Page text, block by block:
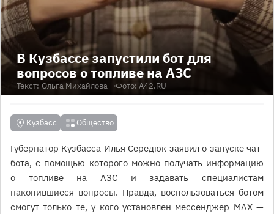
В Кузбассе запустили бот для
вопросов о топливе на АЗС
Текст: Ольга Михайлова Фото: A42.RU
Кузбасс Общество
Губернатор Кузбасса Илья Середюк заявил о запуске чат-
бота, с помощью которого можно получать информацию
о топливе на АЗС и задавать специалистам
накопившиеся вопросы. Правда, воспользоваться ботом
смогут только те, у кого установлен мессенджер МАХ —